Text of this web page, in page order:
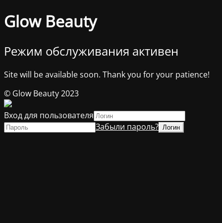
Glow Beauty
Режим обслуживания активен
Site will be available soon. Thank you for your patience!
© Glow Beauty 2023
Вход для пользователя
Забыли пароль?